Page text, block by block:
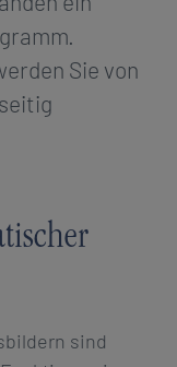
Sie von
sind